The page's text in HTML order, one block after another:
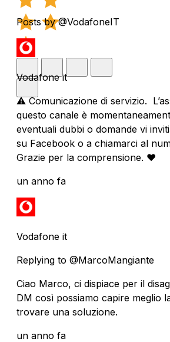
Posts by @VodafoneIT
Vodafone it
⚠️ Comunicazione di servizio.
questo canale è
eventuali dubbi o domande vi
su Facebook o a chiamarci al
Grazie per la comprensione. ❤️
un anno fa
Vodafone it
Replying to @MarcoMangiante
Ciao Marco, ci dispiace per il
DM così possiamo capire meglio
trovare una soluzione.
un anno fa